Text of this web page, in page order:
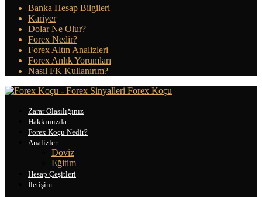
Banka Hesap Bilgileri
Kariyer
Dolar Ne Olur?
Forex Nedir?
Forex Altın Analizleri
Forex Anlık Yorumları
Nasıl FK Kullanırım?
Forex Koçu
Zarar Olasılığınız
Hakkımızda
Forex Koçu Nedir?
Analizler
Doviz
Eğitim
Hesap Çeşitleri
İletişim